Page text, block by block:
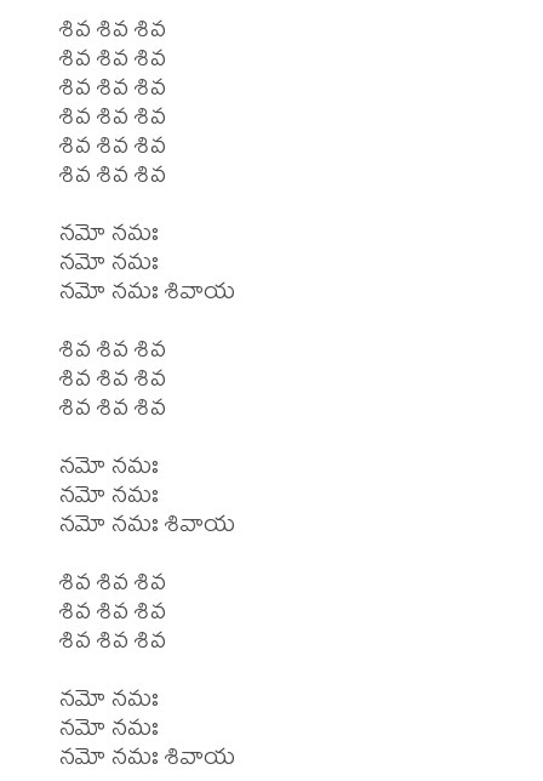
శివ శివ శివ
శివ శివ శివ
శివ శివ శివ
శివ శివ శివ
శివ శివ శివ
శివ శివ శివ
నమో నమః
నమో నమః
నమో నమః శివాయ
శివ శివ శివ
శివ శివ శివ
శివ శివ శివ
నమో నమః
నమో నమః
నమో నమః శివాయ
శివ శివ శివ
శివ శివ శివ
శివ శివ శివ
నమో నమః
నమో నమః
నమో నమః శివాయ